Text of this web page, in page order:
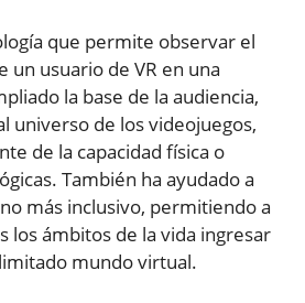
que permite observar el
un usuario de VR en una
la base de la audiencia,
universo de los videojuegos,
de la capacidad física o
También ha ayudado a
más inclusivo, permitiendo a
los ámbitos de la vida ingresar
mundo virtual.